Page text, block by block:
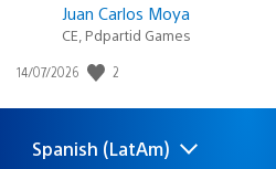
Juan Carlos Moya
CE, Pdpartid Games
Fecha
publicación:
14/07/2026 2
Elige
Región
Spanish (LatAm)